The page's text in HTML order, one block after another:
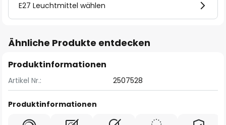
E27 Leuchtmittel wählen
Ähnliche Produkte entdecken
Produktinformationen
Artikel Nr.: 2507528
Produktinformationen